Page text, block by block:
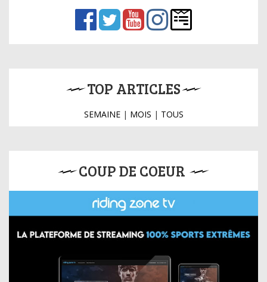
TOP ARTICLES
SEMAINE| MOIS | TOUS
COUP DE COEUR